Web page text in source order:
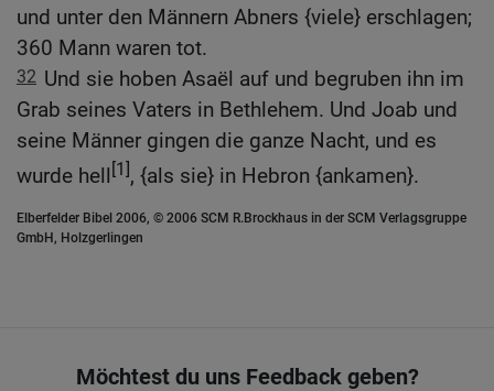
und unter den Männern Abners {viele} erschlagen;
360 Mann waren tot.
32 Und sie hoben Asaël auf und begruben ihn im
Grab seines Vaters in Bethlehem. Und Joab und
seine Männer gingen die ganze Nacht, und es
wurde hell [1], {als sie} in Hebron {ankamen}.
Elberfelder Bibel 2006, © 2006 SCM R.Brockhaus in der SCM Verlagsgruppe
GmbH, Holzgerlingen
Möchtest du uns Feedback geben?